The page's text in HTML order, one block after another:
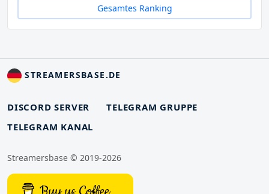
Gesamtes Ranking
STREAMERSBASE.DE
DISCORD SERVER
TELEGRAM GRUPPE
TELEGRAM KANAL
Streamersbase © 2019-2026